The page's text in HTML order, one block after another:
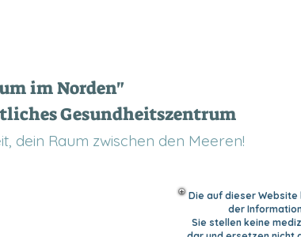
im Norden"
Gesundheitszentrum
dein Raum zwischen den Meeren!
Die auf dieser
der
Sie stellen keine